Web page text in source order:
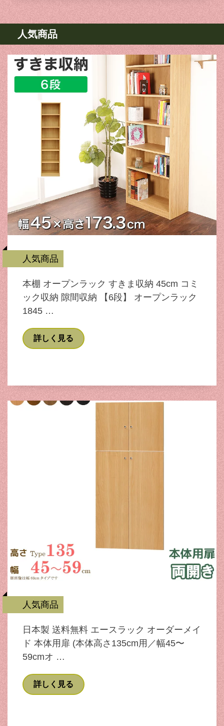
人気商品
人気商品
本棚 オープンラック すきま収納 45cm コミ
ック収納 隙間収納 【6段】 オープンラック
1845 …
詳しく見る
人気商品
日本製 送料無料 エースラック オーダーメイ
ド 本体用扉 (本体高さ135cm用／幅45〜
59cmオ …
詳しく見る